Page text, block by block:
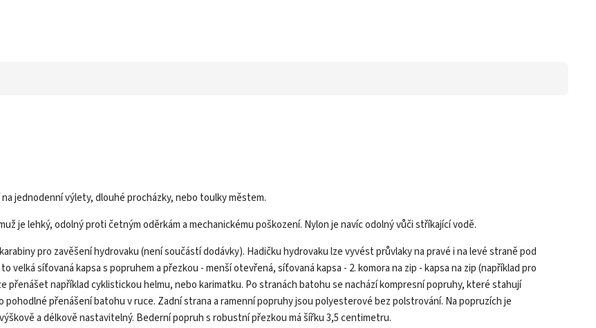
jednodenní výlety, dlouhé procházky, nebo toulky městem.
je lehký, odolný proti četným oděrkám a mechanickému poškození. Nylon je navíc odolný vůči stříkající vodě.
pro zavěšení hydrovaku (není součástí dodávky). Hadičku hydrovaku lze vyvést průvlaky na pravé i na levé straně pod
velká síťovaná kapsa s popruhem a přezkou - menší otevřená, síťovaná kapsa - 2. komora na zip - kapsa na zip (například pro
například cyklistickou helmu, nebo karimatku. Po stranách batohu se nachází kompresní popruhy, které stahují
přenášení batohu v ruce. Zadní strana a ramenní popruhy jsou polyesterové bez polstrování. Na popruzích je
a délkově nastavitelný. Bederní popruh s robustní přezkou má šířku 3,5 centimetru.